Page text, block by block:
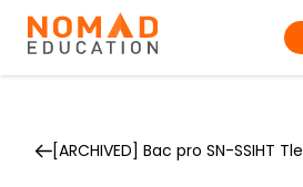
[ARCHIVED] Bac pro SN-SSIHT Tle